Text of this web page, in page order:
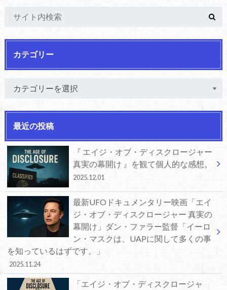
カテゴリー
最近の投稿
『 エイジ・オブ・ディスクロージャー
真実の幕開け 』を観て個人的な感想。
2025.12.01
最新UFOドキュメンタリー映画「エイ
ジ・オブ・ディスクロージャー 真実の
幕開け」ダン・ファラー監督「イーロ
ン・マスクは、UAPに関して多くの事
を知っているはずです。」
2025.11.24
「エイジ・オブ・ディスクロージャ